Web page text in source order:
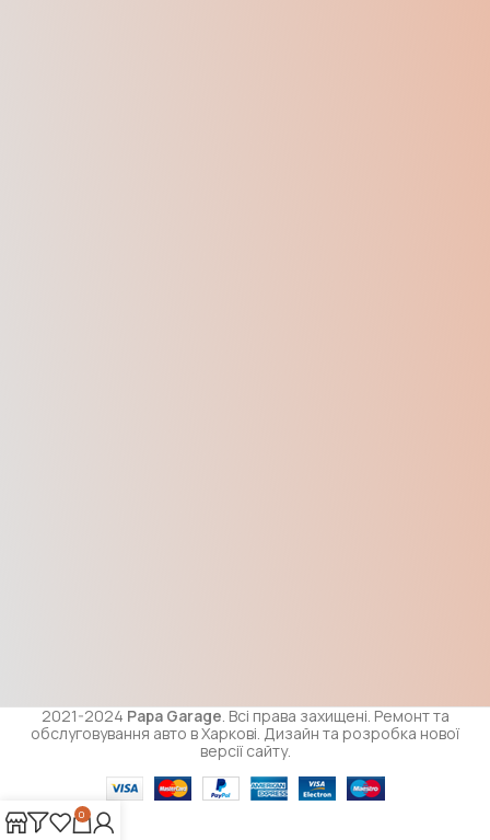
2021-2024 Papa Garage. Всі права захищені. Ремонт та
обслуговування авто в Харкові. Дизайн та розробка нової
версії сайту.
0